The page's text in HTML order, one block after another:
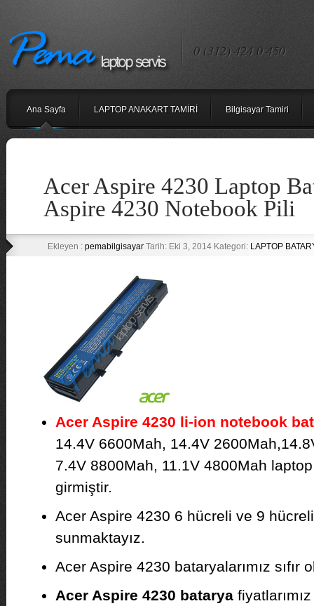
0 (312) 424 0 450
Ana Sayfa LAPTOP ANAKART TAMİRİ Bilgisayar Tamiri
Acer Aspire 4230 Laptop
Aspire 4230 Notebook Pili
Ekleyen : pemabilgisayarTarih: Eki 3, 2014 Kategori: LAPTOP
Acer Aspire 4230 li-ion notebook
14.4V 6600Mah, 14.4V
7.4V 8800Mah, 11.1V 4800Mah laptop
girmiştir.
Acer Aspire 4230 6 hücreli ve 9
sunmaktayız.
Acer Aspire 4230 bataryalarımız sıfır
Acer Aspire 4230 batarya